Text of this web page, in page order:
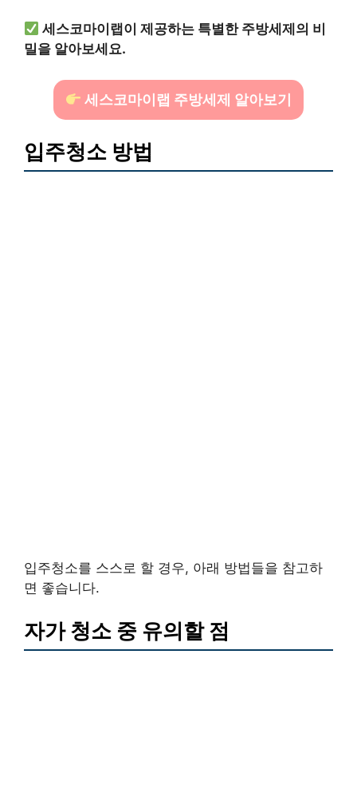
세스코마이랩이 제공하는 특별한 주방세제의 비
밀을 알아보세요.
세스코마이랩 주방세제 알아보기
입주청소 방법
입주청소를 스스로 할 경우, 아래 방법들을 참고하
면 좋습니다.
자가 청소 중 유의할 점